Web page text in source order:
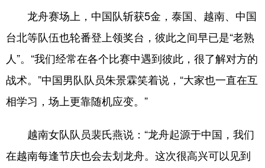
龙舟赛场上，中国队斩获5金，泰国、越南、中国
台北等队伍也轮番登上领奖台，彼此之间早已是“老熟
人”。“我们经常在各个比赛中遇到彼此，很了解对方的
战术。”中国男队队员朱景霖笑着说，“大家也一直在互
相学习，场上更靠随机应变。”
越南女队队员裴氏燕说：“龙舟起源于中国，我们
在越南每逢节庆也会去划龙舟。这次很高兴可以见到